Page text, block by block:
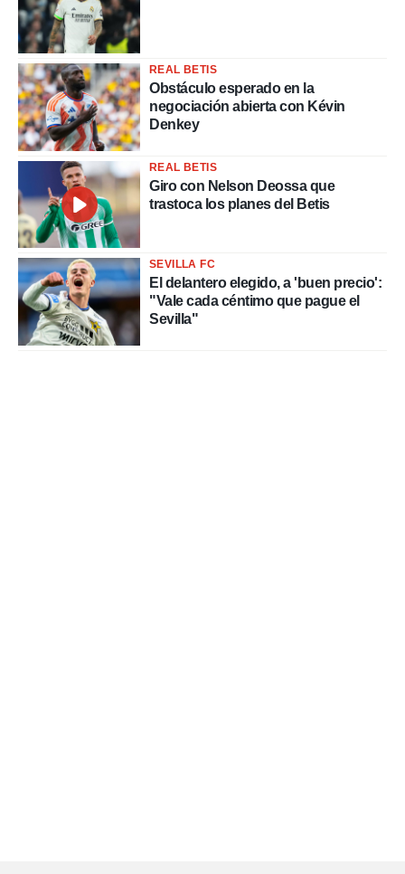
REAL BETIS
Obstáculo esperado en la
negociación abierta con Kévin
Denkey
REAL BETIS
Giro con Nelson Deossa que
trastoca los planes del Betis
SEVILLA FC
El delantero elegido, a 'buen precio':
"Vale cada céntimo que pague el
Sevilla"